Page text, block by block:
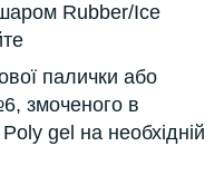
Rubber/Ice
палички або
змоченого в
gel на необхідній